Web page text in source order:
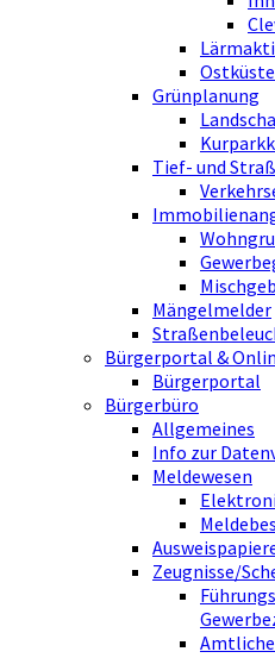
Grünplanung
Tief- und
Mängelmelder
Bürgerportal &
Bürgerportal
Bürgerbüro
Allgemeines
Info zur
Meldewesen
Zeugnisse/